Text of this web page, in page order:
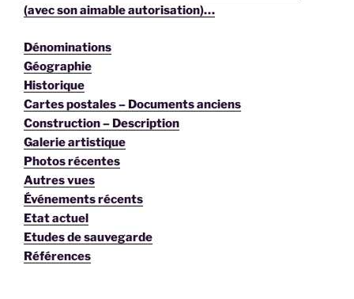
(avec son aimable autorisation)…
Dénominations
Géographie
Historique
Cartes postales – Documents anciens
Construction – Description
Galerie artistique
Photos récentes
Autres vues
Événements récents
Etat actuel
Etudes de sauvegarde
Références